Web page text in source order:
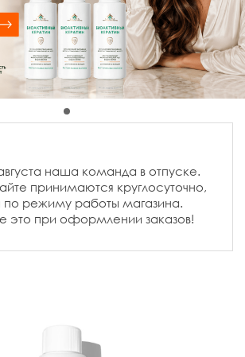
наша команда в отпуске.
принимаются круглосуточно,
по режиму работы магазина.
это при оформлении заказов!